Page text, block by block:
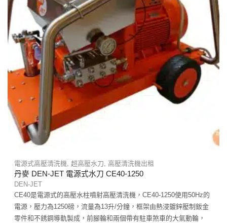
電源式高壓清洗機, 超高壓水刀, 高壓清洗機出租
丹麥 DEN-JET 電源式水刀 CE40-1250
DEN-JET
CE40是電源式的高壓水柱噴射高壓清洗機，CE40-1250使用50Hz的
電源，壓力為1250磅，流量為13升/分鐘，框架由熱浸鍍鋅壓制鈑金
零件和不銹鋼導軌製成，前腳輪和兩個帶有駐車煞車的大氣動輪，